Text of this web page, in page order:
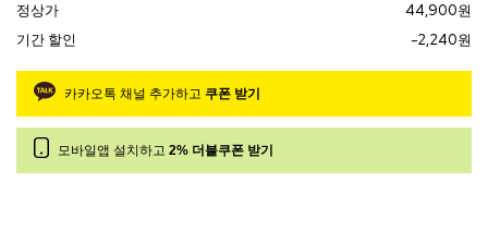
정상가
44,900원
기간 할인
-2,240원
카카오톡 채널 추가하고 쿠폰 받기
모바일앱 설치하고 2% 더블쿠폰 받기